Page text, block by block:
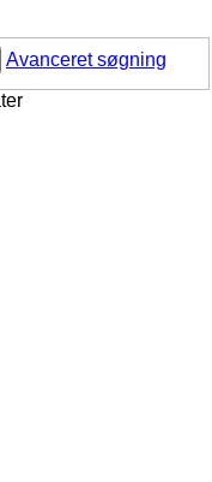
Avanceret søgning